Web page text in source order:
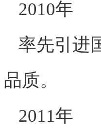
2010年
率先引进
品质。
2011年